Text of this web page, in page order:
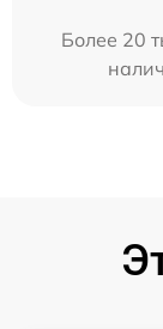
Более 20